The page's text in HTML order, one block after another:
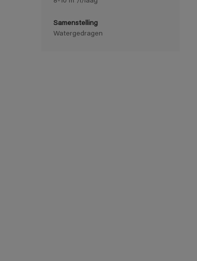
Samenstelling
Watergedragen